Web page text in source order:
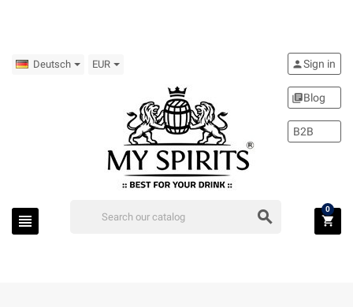
Deutsch EUR
view_headline search
personSign in
library_booksBlog
B2B
shopping_cart
0